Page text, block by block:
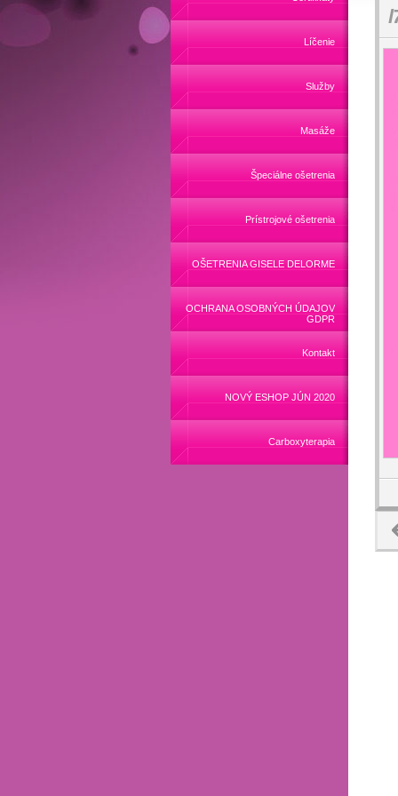
Líčenie
Služby
Masáže
Špeciálne ošetrenia
Prístrojové ošetrenia
OŠETRENIA GISELE DELORME
OCHRANA OSOBNÝCH ÚDAJOV
GDPR
Kontakt
NOVÝ ESHOP JÚN 2020
Carboxyterapia